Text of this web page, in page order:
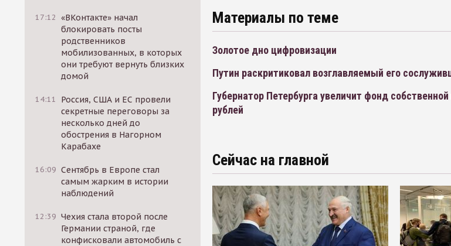
17:12 «ВКонтакте» начал
блокировать посты
родственников
мобилизованных, в которых
они требуют вернуть близких
домой
14:11
Россия, США и ЕС провели
секретные переговоры за
несколько дней до
обострения в Нагорном
Карабахе
16:09 Сентябрь в Европе стал
самым жарким в истории
наблюдений
12:39 Чехия стала второй после
Германии страной, где
конфисковали автомобиль с
Материалы по теме
Золотое дно цифровизации
Путин раскритиковал возглавляемый его
Губернатор Петербурга увеличит фонд
рублей
Сейчас на главной